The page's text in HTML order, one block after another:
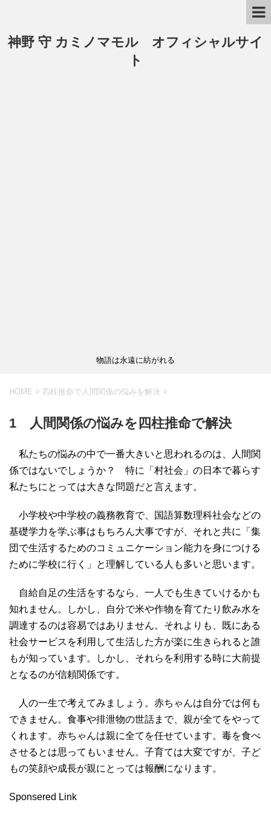
神野 守 カミノマモル オフィシャルサイ
ト
物語は永遠に紡がれる
HOME > 四柱推命で人間関係の悩みを解決 >
1 人間関係の悩みを四柱推命で解決
私たちの悩みの中で一番大きいと思われるのは、人間関
係ではないでしょうか？ 特に「村社会」の日本で暮らす
私たちにとっては大きな問題だと言えます。
小学校や中学校の義務教育で、国語算数理科社会などの
基礎学力を学ぶ事はもちろん大事ですが、それと共に「集
団で生活するためのコミュニケーション能力を身につける
ために学校に行く」と理解している人も多いと思います。
自給自足の生活をするなら、一人でも生きていけるかも
知れません。しかし、自分で米や作物を育てたり飲み水を
調達するのは容易ではありません。それよりも、既にある
社会サービスを利用して生活した方が楽に生きられると誰
もが知っています。しかし、それらを利用する時に大前提
となるのが信頼関係です。
人の一生で考えてみましょう。赤ちゃんは自分では何も
できません。食事や排泄物の世話まで、親が全てをやって
くれます。赤ちゃんは親に全てを任せています。毒を食べ
させるとは思ってもいません。子育ては大変ですが、子ど
もの笑顔や成長が親にとっては報酬になります。
Sponsered Link